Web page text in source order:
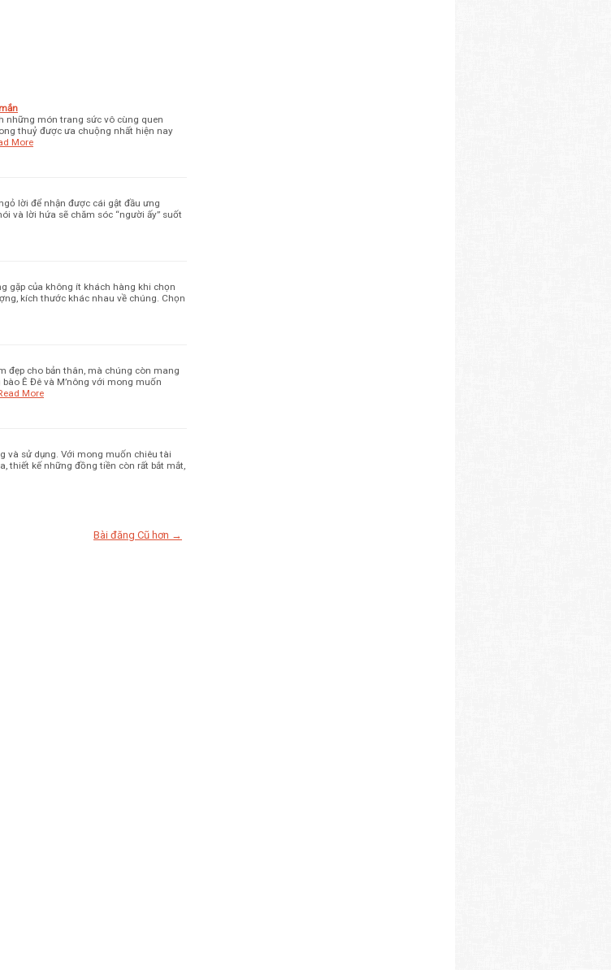
những món trang sức vô cùng quen
thuỷ được ưa chuộng nhất hiện nay
More
lời để nhận được cái gật đầu ưng
và lời hứa sẽ chăm sóc “người ấy” suốt
gặp của không ít khách hàng khi chọn
kích thước khác nhau về chúng. Chọn
đẹp cho bản thân, mà chúng còn mang
Ê Đê và M’nông với mong muốn
More
và sử dụng. Với mong muốn chiêu tài
thiết kế những đồng tiền còn rất bắt mắt,
Bài đăng Cũ hơn →